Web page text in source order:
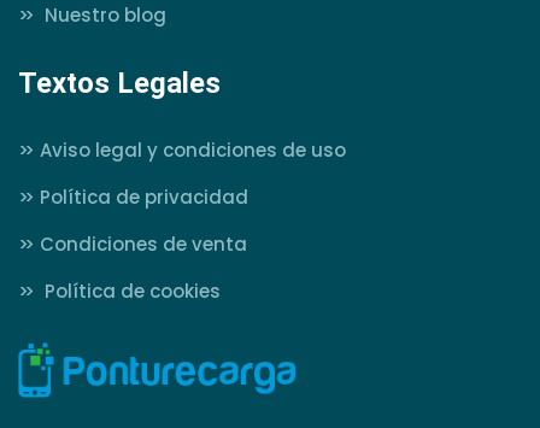
>>
Nuestro blog
Textos Legales
>> Aviso legal y condiciones de uso
>> Política de privacidad
>> Condiciones de venta
>>
Política de cookies